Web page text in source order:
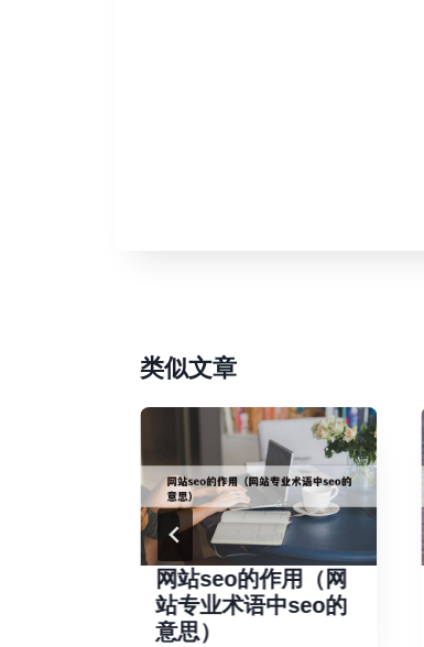
类似文章
网站seo的作用（网
站专业术语中seo的
意思）